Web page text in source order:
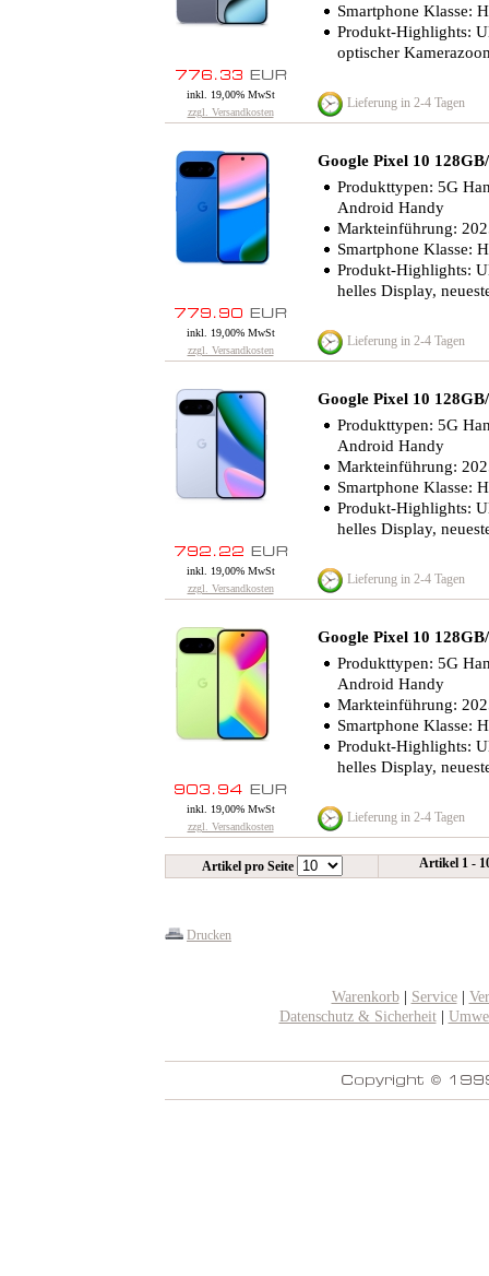
Smartphone Klasse:
Produkt-Highlights:
optischer
inkl. 19,00% MwSt
zzgl. Versandkosten
Lieferung in 2-4 Tagen
Google Pixel 10
Produkttypen: 5G
Android Handy
Markteinführung:
Smartphone Klasse:
Produkt-Highlights:
helles Display,
inkl. 19,00% MwSt
zzgl. Versandkosten
Lieferung in 2-4 Tagen
Google Pixel 10
Produkttypen: 5G
Android Handy
Markteinführung:
Smartphone Klasse:
Produkt-Highlights:
helles Display,
inkl. 19,00% MwSt
zzgl. Versandkosten
Lieferung in 2-4 Tagen
Google Pixel 10
Produkttypen: 5G
Android Handy
Markteinführung:
Smartphone Klasse:
Produkt-Highlights:
helles Display,
inkl. 19,00% MwSt
zzgl. Versandkosten
Lieferung in 2-4 Tagen
Artikel pro Seite Artikel 1 -
Drucken
Warenkorb| Service|
Datenschutz & Sicherheit|